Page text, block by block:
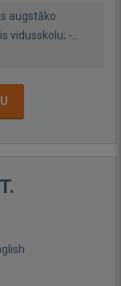
augstāko
-...